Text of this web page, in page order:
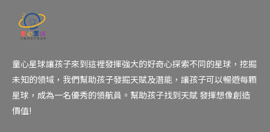
童心星球讓孩子來到這裡發揮強大的好奇心探索不同的星球，挖掘
未知的領域，我們幫助孩子發掘天賦及潛能，讓孩子可以暢遊每顆
星球，成為一名優秀的領航員。幫助孩子找到天賦 發揮想像創造
價值!